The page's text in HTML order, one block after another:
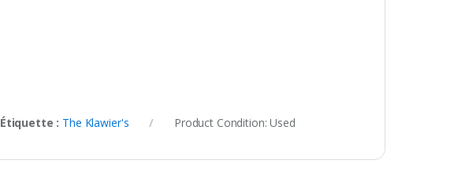
Étiquette : The Klawier's Product Condition:Used